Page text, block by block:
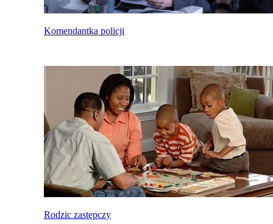
Komendantka policji
Rodzic zastępczy